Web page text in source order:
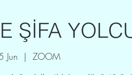
ŞİFA
Jun
  |
ZOOM